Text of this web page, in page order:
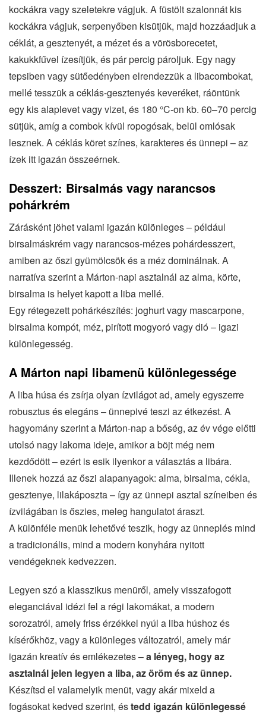
kockákra vagy szeletekre vágjuk. A füstölt szalonnát kis
kockákra vágjuk, serpenyőben kisütjük, majd hozzáadjuk a
céklát, a gesztenyét, a mézet és a vörösborecetet,
kakukkfűvel ízesítjük, és pár percig pároljuk. Egy nagy
tepsiben vagy sütőedényben elrendezzük a libacombokat,
mellé tesszük a céklás‐gesztenyés keveréket, ráöntünk
egy kis alaplevet vagy vizet, és 180 °C‐on kb. 60–70 percig
sütjük, amíg a combok kívül ropogósak, belül omlósak
lesznek. A céklás köret színes, karakteres és ünnepi – az
ízek itt igazán összeérnek.
Desszert: Birsalmás vagy narancsos
pohárkrém
Zárásként jöhet valami igazán különleges – például
birsalmáskrém vagy narancsos‐mézes pohárdesszert,
amiben az őszi gyümölcsök és a méz dominálnak. A
narratíva szerint a Márton‐napi asztalnál az alma, körte,
birsalma is helyet kapott a liba mellé.
Egy rétegezett pohárkészítés: joghurt vagy mascarpone,
birsalma kompót, méz, pirított mogyoró vagy dió – igazi
különlegesség.
A Márton napi libamenü különlegessége
A liba húsa és zsírja olyan ízvilágot ad, amely egyszerre
robusztus és elegáns – ünnepivé teszi az étkezést. A
hagyomány szerint a Márton‐nap a bőség, az év vége előtti
utolsó nagy lakoma ideje, amikor a böjt még nem
kezdődött – ezért is esik ilyenkor a választás a libára.
Illenek hozzá az őszi alapanyagok: alma, birsalma, cékla,
gesztenye, lilakáposzta – így az ünnepi asztal színeiben és
ízvilágában is őszies, meleg hangulatot áraszt.
A különféle menük lehetővé teszik, hogy az ünneplés mind
a tradicionális, mind a modern konyhára nyitott
vendégeknek kedvezzen.
Legyen szó a klasszikus menüről, amely visszafogott
eleganciával idézi fel a régi lakomákat, a modern
sorozatról, amely friss érzékkel nyúl a liba húshoz és
kísérőkhöz, vagy a különleges változatról, amely már
igazán kreatív és emlékezetes –a lényeg, hogy az
asztalnál jelen legyen a liba, az öröm és az ünnep.
Készítsd el valamelyik menüt, vagy akár mixeld a
fogásokat kedved szerint, éstedd igazán különlegessé